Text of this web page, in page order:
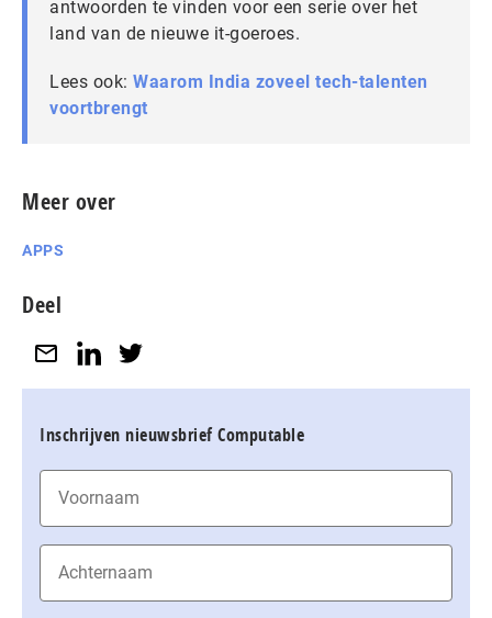
antwoorden te vinden voor een serie over het
land van de nieuwe it-goeroes.
Lees ook: Waarom India zoveel tech-talenten
voortbrengt
Meer over
APPS
Deel
Inschrijven nieuwsbrief Computable